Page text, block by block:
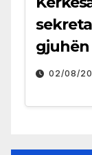
gjuhën
02/08/